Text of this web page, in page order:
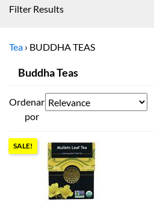
Filter Results
Tea › BUDDHA TEAS
Buddha Teas
Ordenar
por
SALE!